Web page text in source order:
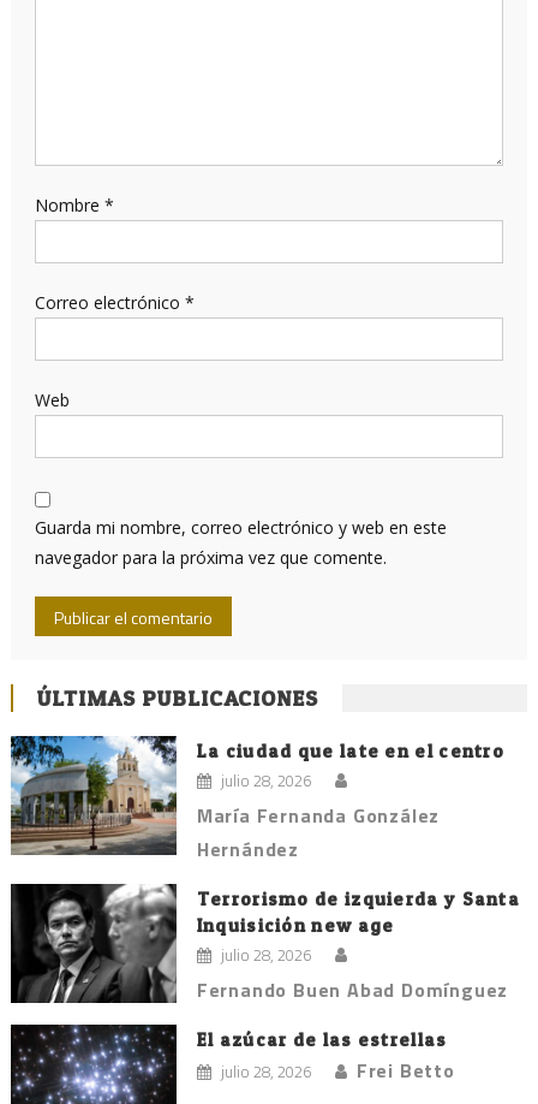
Nombre *
Correo electrónico *
Web
Guarda mi nombre, correo electrónico y web en este
navegador para la próxima vez que comente.
ÚLTIMAS PUBLICACIONES
La ciudad que late en el centro
julio 28, 2026
María Fernanda González
Hernández
Terrorismo de izquierda y Santa
Inquisición new age
julio 28, 2026
Fernando Buen Abad Domínguez
El azúcar de las estrellas
julio 28, 2026 Frei Betto